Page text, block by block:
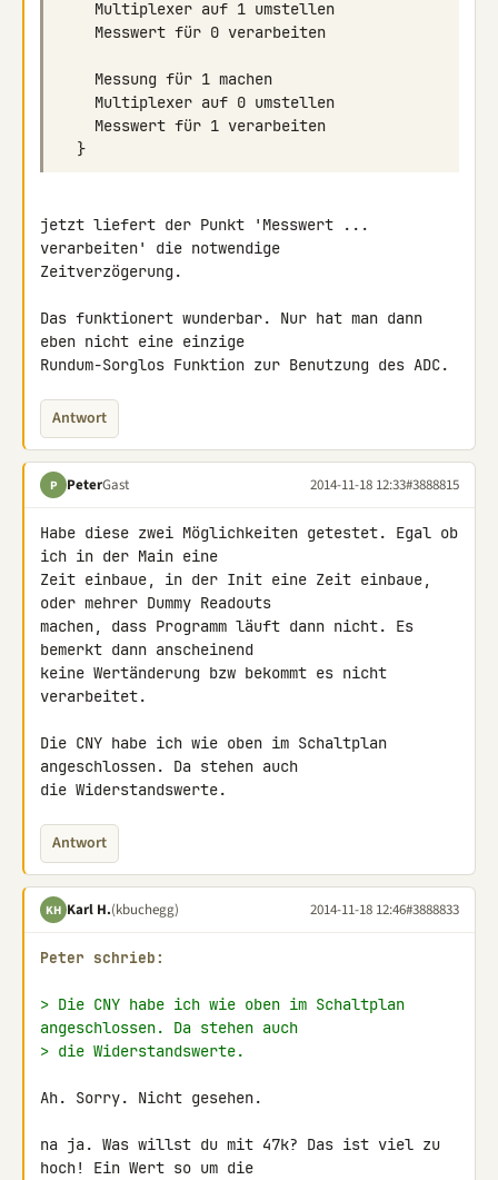
jetzt liefert der Punkt 'Messwert ...
verarbeiten' die notwendige
Zeitverzögerung.
Das funktionert wunderbar. Nur hat man dann
eben nicht eine einzige
Rundum-Sorglos Funktion zur Benutzung des ADC.
Antwort
P PeterGast 2014-11-18 12:33#3888815
Habe diese zwei Möglichkeiten getestet. Egal ob
ich in der Main eine
Zeit einbaue, in der Init eine Zeit einbaue,
oder mehrer Dummy Readouts
machen, dass Programm läuft dann nicht. Es
bemerkt dann anscheinend
keine Wertänderung bzw bekommt es nicht
verarbeitet.
Die CNY habe ich wie oben im Schaltplan
angeschlossen. Da stehen auch
die Widerstandswerte.
Antwort
KH Karl H.(kbuchegg) 2014-11-18 12:46#3888833
Peter schrieb:
> Die CNY habe ich wie oben im Schaltplan
angeschlossen. Da stehen auch
> die Widerstandswerte.
Ah. Sorry. Nicht gesehen.
na ja. Was willst du mit 47k? Das ist viel zu
hoch! Ein Wert so um die